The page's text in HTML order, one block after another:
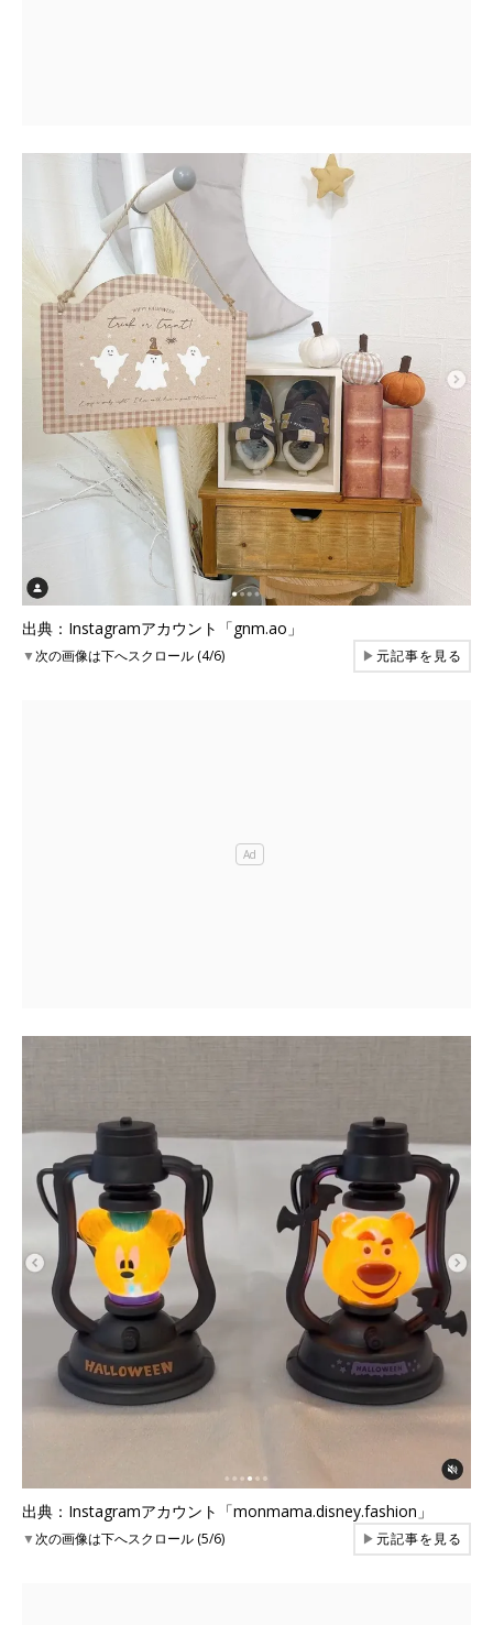
出典：Instagramアカウント「gnm.ao」
▼次の画像は下へスクロール (4/6) ▶元記事を見る
出典：Instagramアカウント「monmama.disney.fashion」
▼次の画像は下へスクロール (5/6) ▶元記事を見る